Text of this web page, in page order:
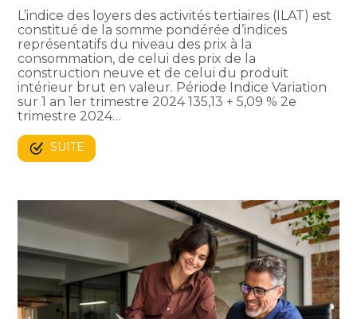
L’indice des loyers des activités tertiaires (ILAT) est
constitué de la somme pondérée d’indices
représentatifs du niveau des prix à la
consommation, de celui des prix de la
construction neuve et de celui du produit
intérieur brut en valeur. Période Indice Variation
sur 1 an 1er trimestre 2024 135,13 + 5,09 % 2e
trimestre 2024…
SUITE